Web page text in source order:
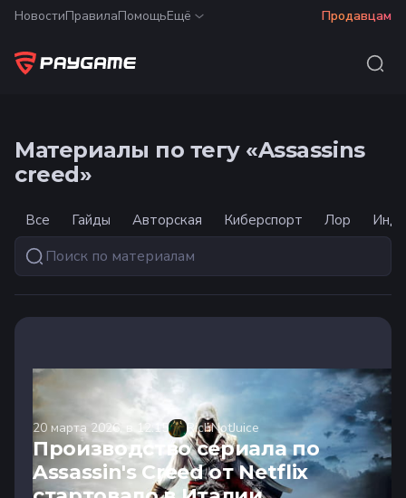
НовостиПравилаПомощьЕщё Продавцам
Материалы по тегу «Assassins
creed»
Все Гайды Авторская Киберспорт Лор
20 марта 2026, в 12:15 RichNotJuice
Производство сериала по
Assassin's Creed от Netflix